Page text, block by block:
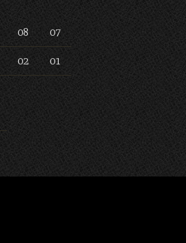
08 07
02 01